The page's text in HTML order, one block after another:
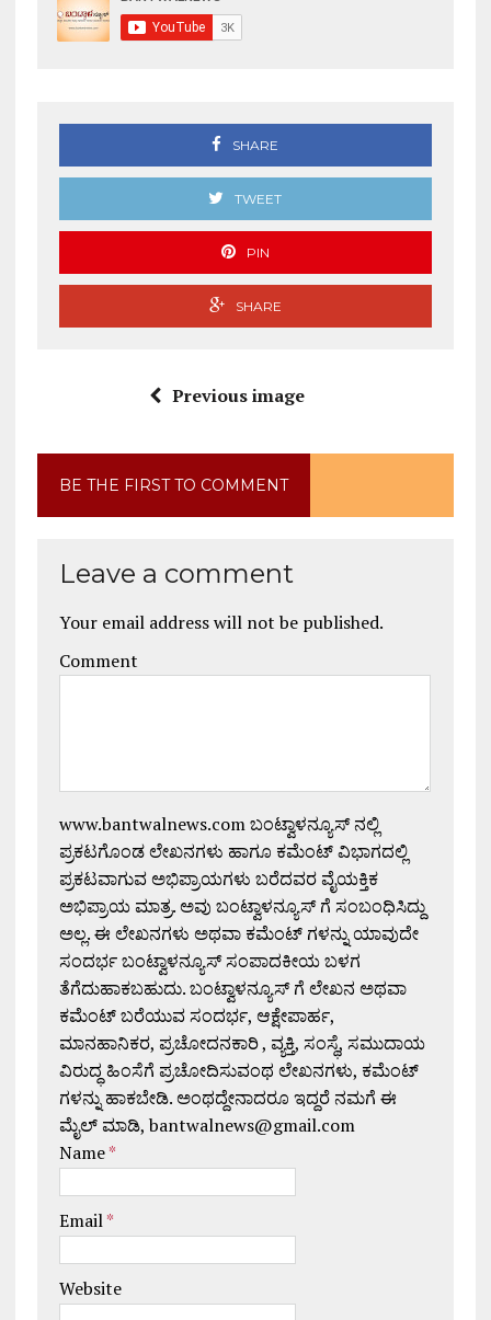
SHARE
TWEET
PIN
SHARE
Previous image
BE THE FIRST TO COMMENT
Leave a comment
Your email address will not be published.
Comment
www.bantwalnews.com ಬಂಟ್ವಾಳನ್ಯೂಸ್ ನಲ್ಲಿ
ಪ್ರಕಟಗೊಂಡ ಲೇಖನಗಳು ಹಾಗೂ ಕಮೆಂಟ್ ವಿಭಾಗದಲ್ಲಿ
ಪ್ರಕಟವಾಗುವ ಅಭಿಪ್ರಾಯಗಳು ಬರೆದವರ ವೈಯಕ್ತಿಕ
ಅಭಿಪ್ರಾಯ ಮಾತ್ರ. ಅವು ಬಂಟ್ವಾಳನ್ಯೂಸ್ ಗೆ ಸಂಬಂಧಿಸಿದ್ದು
ಅಲ್ಲ. ಈ ಲೇಖನಗಳು ಅಥವಾ ಕಮೆಂಟ್ ಗಳನ್ನು ಯಾವುದೇ
ಸಂದರ್ಭ ಬಂಟ್ವಾಳನ್ಯೂಸ್ ಸಂಪಾದಕೀಯ ಬಳಗ
ತೆಗೆದುಹಾಕಬಹುದು. ಬಂಟ್ವಾಳನ್ಯೂಸ್ ಗೆ ಲೇಖನ ಅಥವಾ
ಕಮೆಂಟ್ ಬರೆಯುವ ಸಂದರ್ಭ, ಆಕ್ಷೇಪಾರ್ಹ,
ಮಾನಹಾನಿಕರ, ಪ್ರಚೋದನಕಾರಿ , ವ್ಯಕ್ತಿ, ಸಂಸ್ಥೆ, ಸಮುದಾಯ
ವಿರುದ್ಧ ಹಿಂಸೆಗೆ ಪ್ರಚೋದಿಸುವಂಥ ಲೇಖನಗಳು, ಕಮೆಂಟ್
ಗಳನ್ನು ಹಾಕಬೇಡಿ. ಅಂಥದ್ದೇನಾದರೂ ಇದ್ದರೆ ನಮಗೆ ಈ
ಮೈಲ್ ಮಾಡಿ, bantwalnews@gmail.com
Name*
Email*
Website